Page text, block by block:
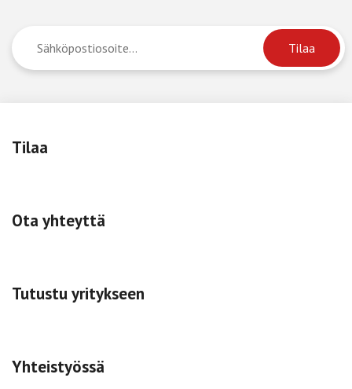
Tilaa
Ota yhteyttä
Tutustu yritykseen
Yhteistyössä